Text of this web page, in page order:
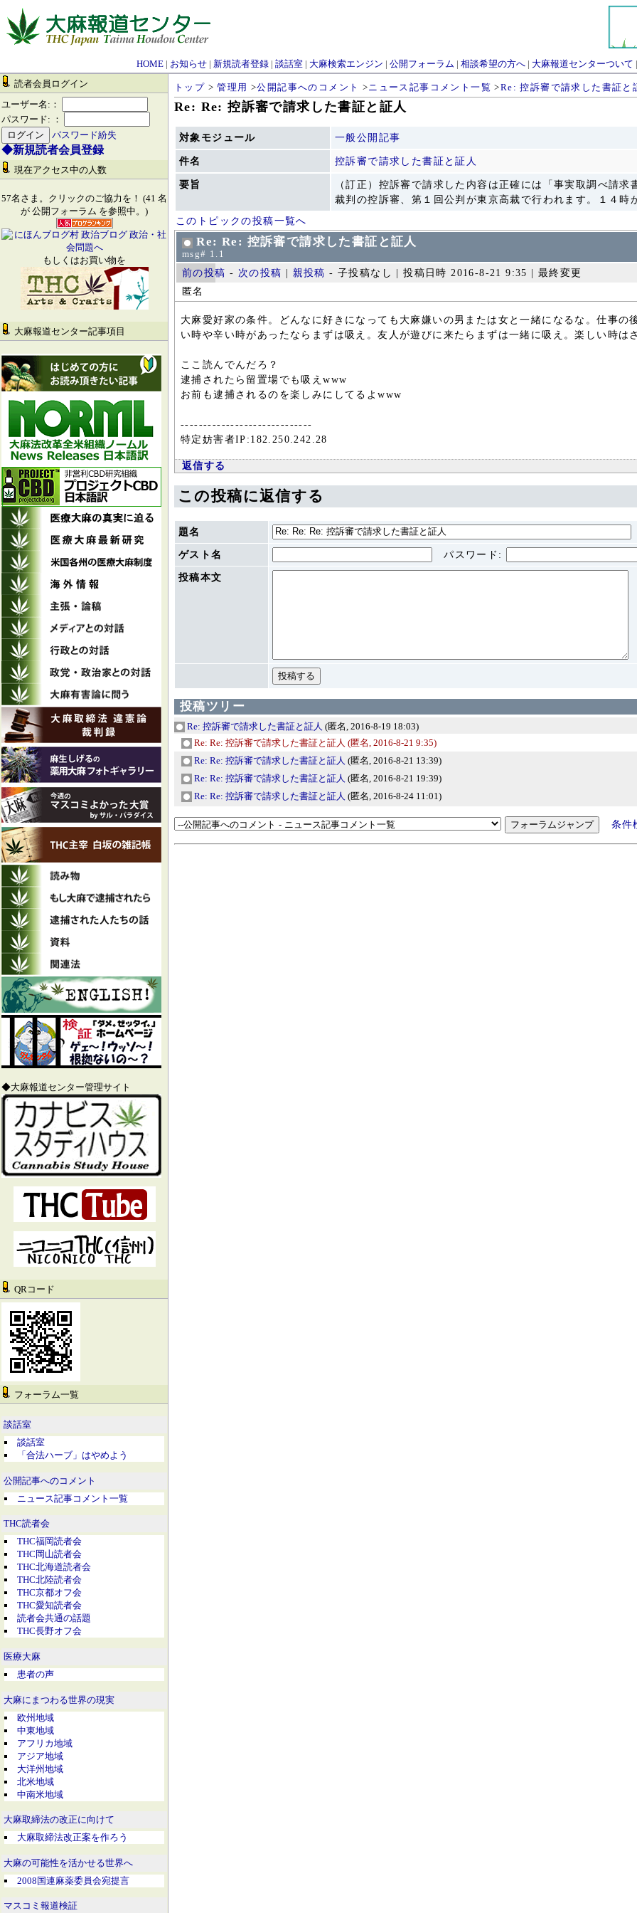
HOME| お知らせ| 新規読者登録| 談話室| 大麻検索エンジン | 公開フォーラム | 相談希望の方へ| 大麻報道センターついて
読者会員ログイン
ユーザー名:：
パスワード: ：
パスワード紛失
◆新規読者会員登録
現在アクセス中の人数
57名さま。クリックのご協力を！ (41 名
が 公開フォーラム を参照中。)
もしくはお買い物を
大麻報道センター記事項目
◆大麻報道センター管理サイト
QRコード
フォーラム一覧
談話室
談話室
「合法ハーブ」はやめよう
公開記事へのコメント
ニュース記事コメント一覧
THC読者会
THC福岡読者会
THC岡山読者会
THC北海道読者会
THC北陸読者会
THC京都オフ会
THC愛知読者会
読者会共通の話題
THC長野オフ会
医療大麻
患者の声
大麻にまつわる世界の現実
欧州地域
中東地域
アフリカ地域
アジア地域
大洋州地域
北米地域
中南米地域
大麻取締法の改正に向けて
大麻取締法改正案を作ろう
大麻の可能性を活かせる世界へ
2008国連麻薬委員会宛提言
マスコミ報道検証
トップ >管理用 >公開記事へのコメント >ニュース記事コメント一覧 >Re: 控訴審で請求した書証と
Re: Re: 控訴審で請求した書証と証人
対象モジュール 一般公開記事
件名 控訴審で請求した書証と証人
要旨
（訂正）控訴審で請求した内容は正確には「事実取調べ請
裁判の控訴審、第１回公判が東京高裁で行われます。１４時
このトピックの投稿一覧へ
Re: Re: 控訴審で請求した書証と証人
msg# 1.1
前の投稿 - 次の投稿 親投稿 - 子投稿なし | 投稿日時 2016-8-21 9:35 |最終変更
匿名
大麻愛好家の条件。どんなに好きになっても大麻嫌いの男または女と一緒になるな。仕事
い時や辛い時があったならまずは吸え。友人が遊びに来たらまずは一緒に吸え。楽しい時
ここ読んでんだろ？
逮捕されたら留置場でも吸えwww
お前も逮捕されるのを楽しみにしてるよwww
-----------------------------
特定妨害者IP:182.250.242.28
返信する
この投稿に返信する
題名
ゲスト名 パスワード :
投稿本文
投稿ツリー
Re: 控訴審で請求した書証と証人 (匿名, 2016-8-19 18:03)
Re: Re: 控訴審で請求した書証と証人 (匿名, 2016-8-21 9:35)
Re: Re: 控訴審で請求した書証と証人 (匿名, 2016-8-21 13:39)
Re: Re: 控訴審で請求した書証と証人 (匿名, 2016-8-21 19:39)
Re: Re: 控訴審で請求した書証と証人 (匿名, 2016-8-24 11:01)
条件